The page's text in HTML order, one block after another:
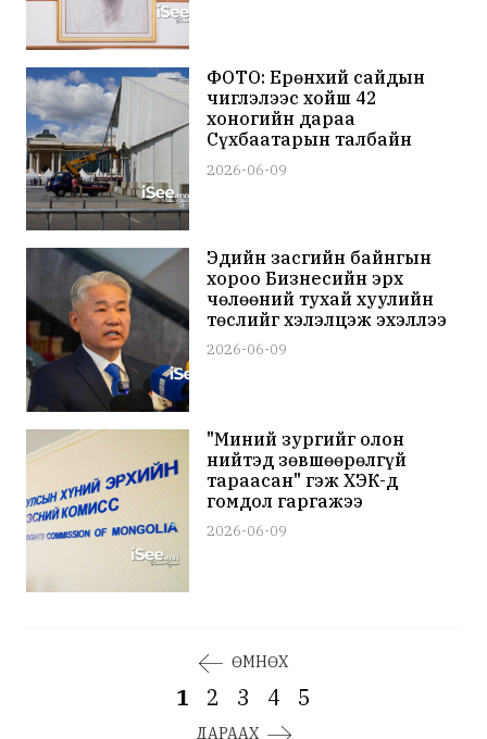
ФОТО: Ерөнхий сайдын
чиглэлээс хойш 42
хоногийн дараа
Сүхбаатарын талбайн
асрыг буулгаж эхэллээ
2026-06-09
Эдийн засгийн байнгын
хороо Бизнесийн эрх
чөлөөний тухай хуулийн
төслийг хэлэлцэж эхэллээ
2026-06-09
"Миний зургийг олон
нийтэд зөвшөөрөлгүй
тараасан" гэж ХЭҮК-д
гомдол гаргажээ
2026-06-09
ӨМНӨХ
1 2 3 4 5
ДАРААХ